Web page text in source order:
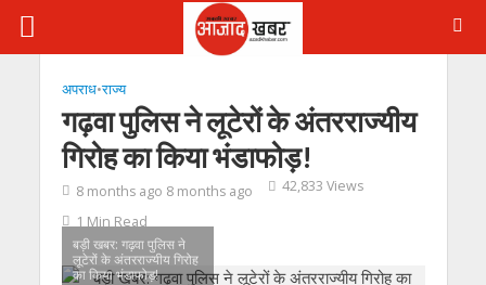
अपराध•राज्य
गढ़वा पुलिस ने लूटेरों के अंतरराज्यीय
गिरोह का किया भंडाफोड़!
8 months ago 8 months ago
42,833 Views
1 Min Read
बड़ी खबर: गढ़वा पुलिस ने
लूटेरों के अंतरराज्यीय गिरोह
का किया भंडाफोड़!